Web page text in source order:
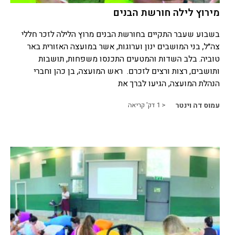
מירוץ לילה חורשת הבנים
בשבוע שעבר התקיים בחורשת הבנים מרוץ הלילה לזכר חללי
צה״ל, בני המושבים ינון וערוגות, אשר במועצה האזורית באר
טוביה. בלב השדות והמטעים התכנסו משפחות, תושבות
ותושבים, רצות ורצים לזכרם. ראש המועצה, בן כהן וחברי
הנהלת המועצה, הגיעו לברך את
עמוס דה וינטר < 1 דק' קריאה